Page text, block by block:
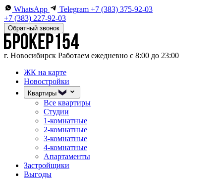
WhatsApp Telegram +7 (383) 375-92-03
+7 (383) 227-92-03
Обратный звонок
г. Новосибирск Работаем ежедневно с 8:00 до 23:00
ЖК на карте
Новостройки
Квартиры
Все квартиры
Студии
1-комнатные
2-комнатные
3-комнатные
4-комнатные
Апартаменты
Застройщики
Выгоды